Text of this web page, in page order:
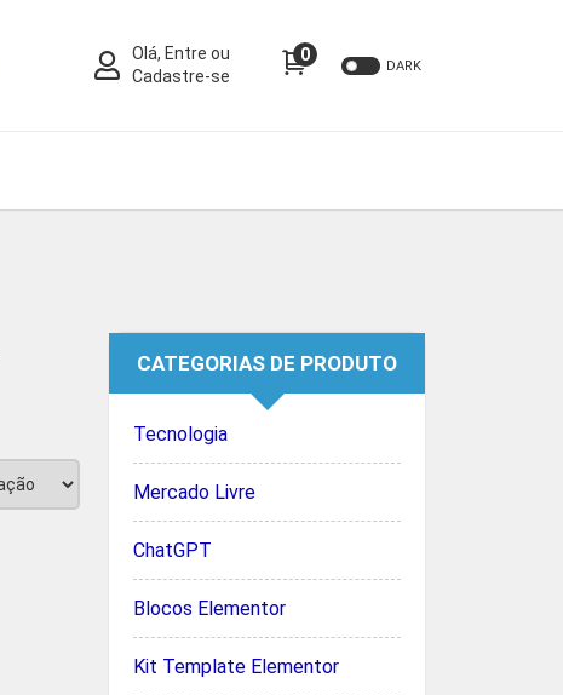
Olá, Entre ou
Cadastre-se
0
DARK
CATEGORIAS DE PRODUTO
Tecnologia
Mercado Livre
ChatGPT
Blocos Elementor
Kit Template Elementor